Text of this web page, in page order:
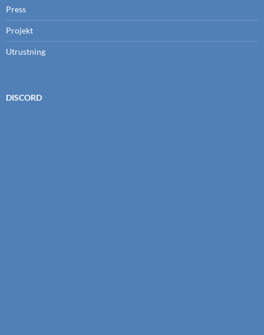
Press
Projekt
Utrustning
DISCORD